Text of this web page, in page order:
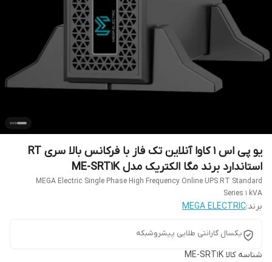
یو پی اس 1 کاوا آنلاین تک فاز با فرکانس بالا سری RT
استاندارد برند مگا الکتریک مدل ME-SRT1K
MEGA Electric Single Phase High Frequency Online UPS RT Standard
Series 1 kVA
برند:MEGA ELECTRIC
یکسال گارانتی طلایی پیشروشبکه
شناسه کالا ME-SRT1K